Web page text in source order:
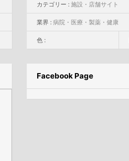
カテゴリー : 施設・店舗サイト
業界 : 病院・医療・製薬・健康
色 :
Facebook Page